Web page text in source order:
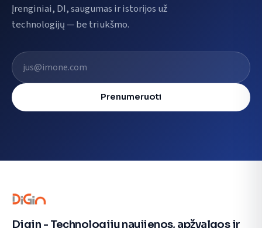
Įrenginiai, DI, saugumas ir istorijos už
technologijų — be triukšmo.
El. pašto adresas
Prenumeruoti
Digin - Technologijų naujienos, apžvalgos ir